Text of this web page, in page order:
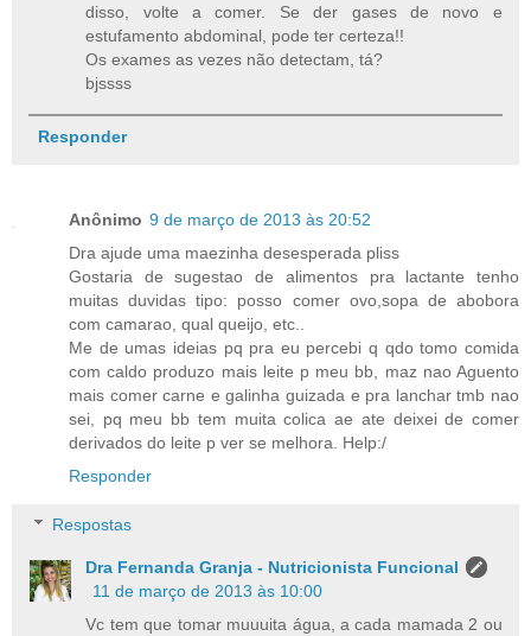
disso, volte a comer. Se der gases de novo e
estufamento abdominal, pode ter certeza!!
Os exames as vezes não detectam, tá?
bjssss
Responder
Anônimo 9 de março de 2013 às 20:52
Dra ajude uma maezinha desesperada pliss
Gostaria de sugestao de alimentos pra lactante tenho
muitas duvidas tipo: posso comer ovo,sopa de abobora
com camarao, qual queijo, etc..
Me de umas ideias pq pra eu percebi q qdo tomo comida
com caldo produzo mais leite p meu bb, maz nao Aguento
mais comer carne e galinha guizada e pra lanchar tmb nao
sei, pq meu bb tem muita colica ae ate deixei de comer
derivados do leite p ver se melhora. Help:/
Responder
Respostas
Dra Fernanda Granja - Nutricionista Funcional
11 de março de 2013 às 10:00
Vc tem que tomar muuuita água, a cada mamada 2 ou